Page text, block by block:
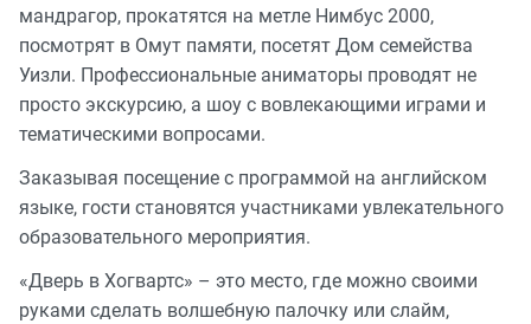
мандрагор, прокатятся на метле Нимбус 2000,
посмотрят в Омут памяти, посетят Дом семейства
Уизли. Профессиональные аниматоры проводят не
просто экскурсию, а шоу с вовлекающими играми и
тематическими вопросами.
Заказывая посещение с программой на английском
языке, гости становятся участниками увлекательного
образовательного мероприятия.
«Дверь в Хогвартс» – это место, где можно своими
руками сделать волшебную палочку или слайм,